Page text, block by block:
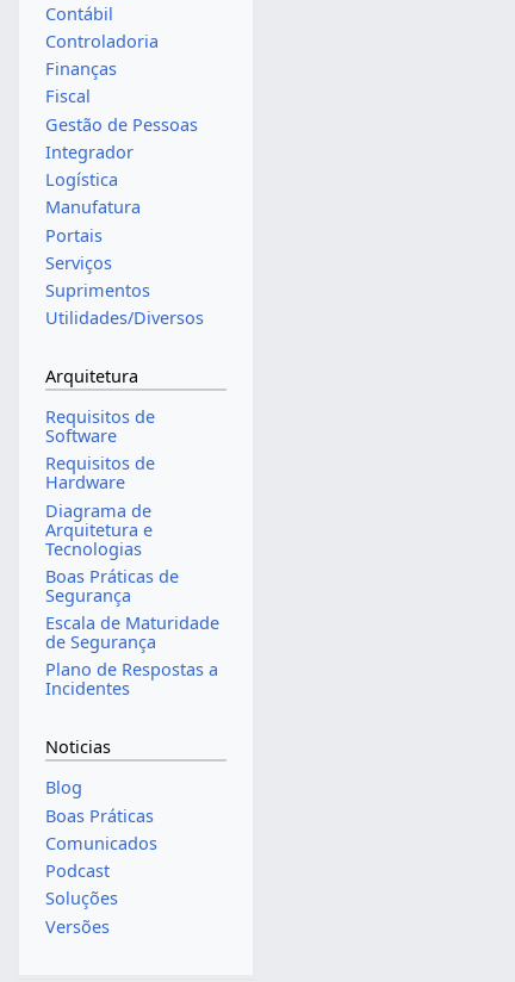
Contábil
Controladoria
Finanças
Fiscal
Gestão de Pessoas
Integrador
Logística
Manufatura
Portais
Serviços
Suprimentos
Utilidades/Diversos
Arquitetura
Requisitos de
Software
Requisitos de
Hardware
Diagrama de
Arquitetura e
Tecnologias
Boas Práticas de
Segurança
Escala de Maturidade
de Segurança
Plano de Respostas a
Incidentes
Noticias
Blog
Boas Práticas
Comunicados
Podcast
Soluções
Versões